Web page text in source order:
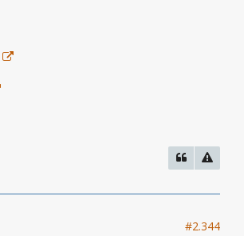
#2.344